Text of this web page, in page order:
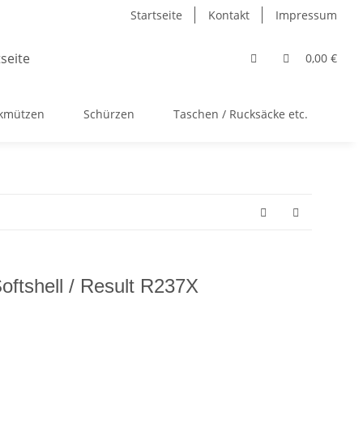
Startseite Kontakt Impressum
0,00 €
Schürzen Taschen / Rucksäcke etc.
/ Result R237X